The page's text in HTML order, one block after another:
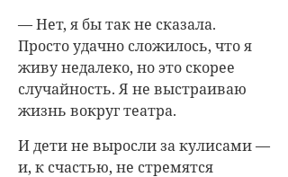
— Нет, я бы так не сказала.
Просто удачно сложилось, что я
живу недалеко, но это скорее
случайность. Я не выстраиваю
жизнь вокруг театра.
И дети не выросли за кулисами —
и, к счастью, не стремятся